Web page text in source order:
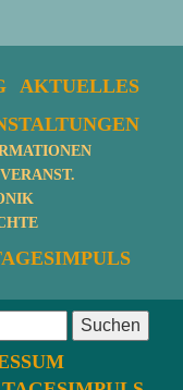
AKTUELLES